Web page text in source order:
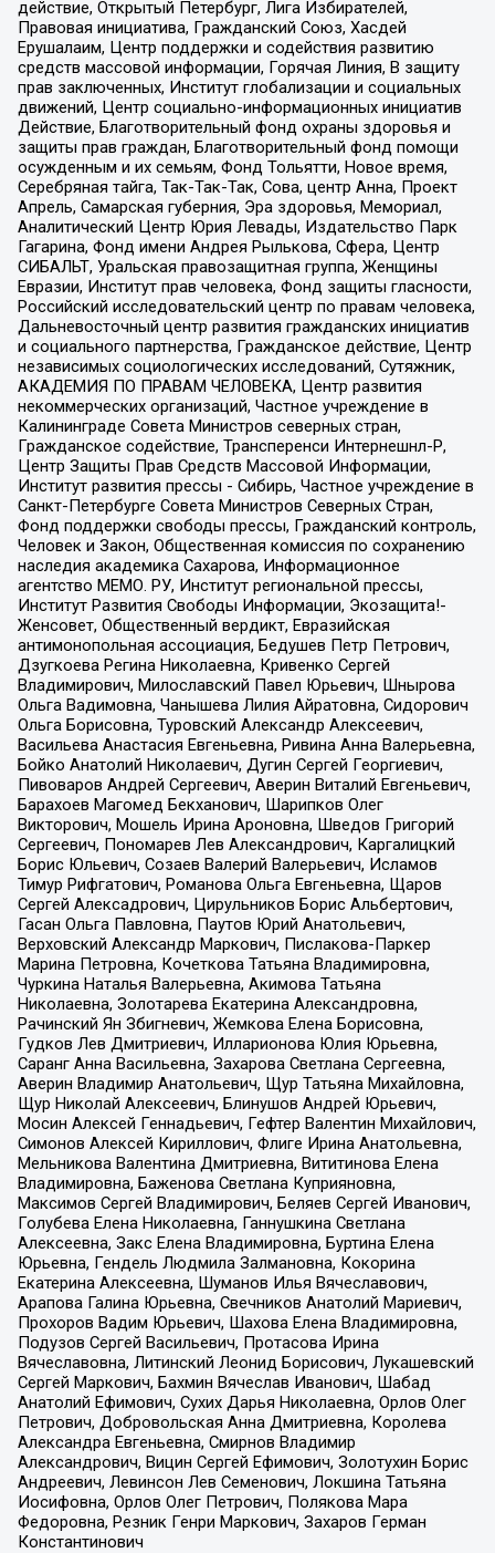
действие, Открытый Петербург, Лига Избирателей,
Правовая инициатива, Гражданский Союз, Хасдей
Ерушалаим, Центр поддержки и содействия развитию
средств массовой информации, Горячая Линия, В защиту
прав заключенных, Институт глобализации и социальных
движений, Центр социально-информационных инициатив
Действие, Благотворительный фонд охраны здоровья и
защиты прав граждан, Благотворительный фонд помощи
осужденным и их семьям, Фонд Тольятти, Новое время,
Серебряная тайга, Так-Так-Так, Сова, центр Анна, Проект
Апрель, Самарская губерния, Эра здоровья, Мемориал,
Аналитический Центр Юрия Левады, Издательство Парк
Гагарина, Фонд имени Андрея Рылькова, Сфера, Центр
СИБАЛЬТ, Уральская правозащитная группа, Женщины
Евразии, Институт прав человека, Фонд защиты гласности,
Российский исследовательский центр по правам человека,
Дальневосточный центр развития гражданских инициатив
и социального партнерства, Гражданское действие, Центр
независимых социологических исследований, Сутяжник,
АКАДЕМИЯ ПО ПРАВАМ ЧЕЛОВЕКА, Центр развития
некоммерческих организаций, Частное учреждение в
Калининграде Совета Министров северных стран,
Гражданское содействие, Трансперенси Интернешнл-Р,
Центр Защиты Прав Средств Массовой Информации,
Институт развития прессы - Сибирь, Частное учреждение в
Санкт-Петербурге Совета Министров Северных Стран,
Фонд поддержки свободы прессы, Гражданский контроль,
Человек и Закон, Общественная комиссия по сохранению
наследия академика Сахарова, Информационное
агентство МЕМО. РУ, Институт региональной прессы,
Институт Развития Свободы Информации, Экозащита!-
Женсовет, Общественный вердикт, Евразийская
антимонопольная ассоциация, Бедушев Петр Петрович,
Дзугкоева Регина Николаевна, Кривенко Сергей
Владимирович, Милославский Павел Юрьевич, Шнырова
Ольга Вадимовна, Чанышева Лилия Айратовна, Сидорович
Ольга Борисовна, Туровский Александр Алексеевич,
Васильева Анастасия Евгеньевна, Ривина Анна Валерьевна,
Бойко Анатолий Николаевич, Дугин Сергей Георгиевич,
Пивоваров Андрей Сергеевич, Аверин Виталий Евгеньевич,
Барахоев Магомед Бекханович, Шарипков Олег
Викторович, Мошель Ирина Ароновна, Шведов Григорий
Сергеевич, Пономарев Лев Александрович, Каргалицкий
Борис Юльевич, Созаев Валерий Валерьевич, Исламов
Тимур Рифгатович, Романова Ольга Евгеньевна, Щаров
Сергей Алексадрович, Цирульников Борис Альбертович,
Гасан Ольга Павловна, Паутов Юрий Анатольевич,
Верховский Александр Маркович, Пислакова-Паркер
Марина Петровна, Кочеткова Татьяна Владимировна,
Чуркина Наталья Валерьевна, Акимова Татьяна
Николаевна, Золотарева Екатерина Александровна,
Рачинский Ян Збигневич, Жемкова Елена Борисовна,
Гудков Лев Дмитриевич, Илларионова Юлия Юрьевна,
Саранг Анна Васильевна, Захарова Светлана Сергеевна,
Аверин Владимир Анатольевич, Щур Татьяна Михайловна,
Щур Николай Алексеевич, Блинушов Андрей Юрьевич,
Мосин Алексей Геннадьевич, Гефтер Валентин Михайлович,
Симонов Алексей Кириллович, Флиге Ирина Анатольевна,
Мельникова Валентина Дмитриевна, Вититинова Елена
Владимировна, Баженова Светлана Куприяновна,
Максимов Сергей Владимирович, Беляев Сергей Иванович,
Голубева Елена Николаевна, Ганнушкина Светлана
Алексеевна, Закс Елена Владимировна, Буртина Елена
Юрьевна, Гендель Людмила Залмановна, Кокорина
Екатерина Алексеевна, Шуманов Илья Вячеславович,
Арапова Галина Юрьевна, Свечников Анатолий Мариевич,
Прохоров Вадим Юрьевич, Шахова Елена Владимировна,
Подузов Сергей Васильевич, Протасова Ирина
Вячеславовна, Литинский Леонид Борисович, Лукашевский
Сергей Маркович, Бахмин Вячеслав Иванович, Шабад
Анатолий Ефимович, Сухих Дарья Николаевна, Орлов Олег
Петрович, Добровольская Анна Дмитриевна, Королева
Александра Евгеньевна, Смирнов Владимир
Александрович, Вицин Сергей Ефимович, Золотухин Борис
Андреевич, Левинсон Лев Семенович, Локшина Татьяна
Иосифовна, Орлов Олег Петрович, Полякова Мара
Федоровна, Резник Генри Маркович, Захаров Герман
Константинович